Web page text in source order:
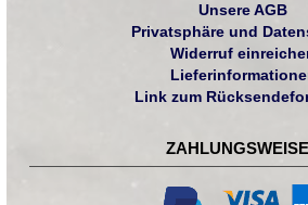
Unsere AGB
Privatsphäre und
Widerruf
Link zum